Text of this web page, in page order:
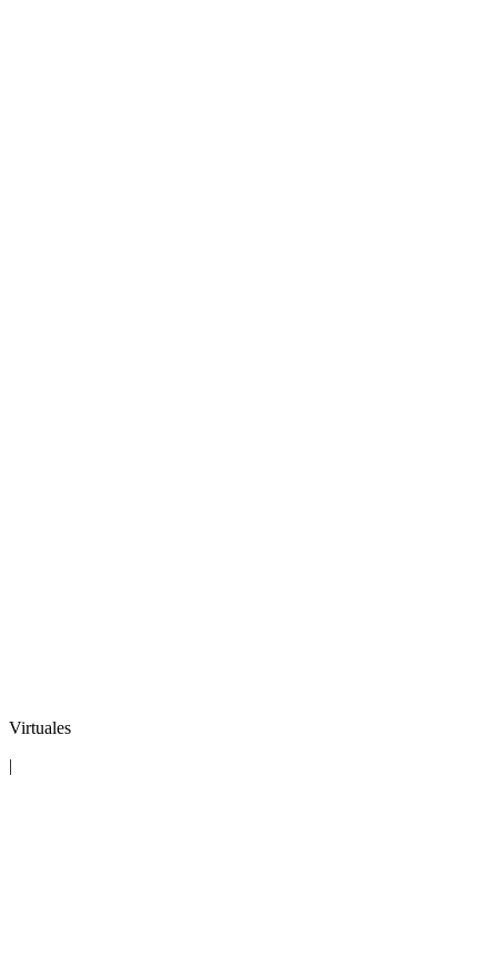
Virtuales
|